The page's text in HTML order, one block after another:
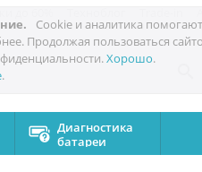
Cookie и аналитика
Продолжая пользоваться
Хорошо.
.
Диагностика
батареи